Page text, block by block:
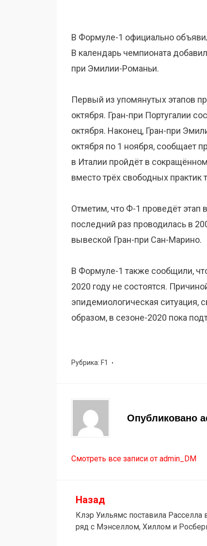
В Формуле-1 официально
В календарь чемпионата
при Эмилии-Романьи.
Первый из упомянутых этапов
октября. Гран-при Португалии
октября. Наконец, Гран-при
октября по 1 ноября, сообщает
в Италии пройдёт в
вместо трёх свободных практик
Отметим, что Ф-1 проведёт этап
последний раз проводилась в
вывеской Гран-при Сан-Марино.
В Формуле-1 также сообщили,
2020 году не состоятся.
эпидемиологическая ситуация,
образом, в сезоне-2020 пока
Рубрика: F1
Опубликовано
Смотреть все записи от admin_DM
Навигация
по
Назад
Клэр Уильямс поставила Расселла
ряд с Мэнселлом, Хиллом и